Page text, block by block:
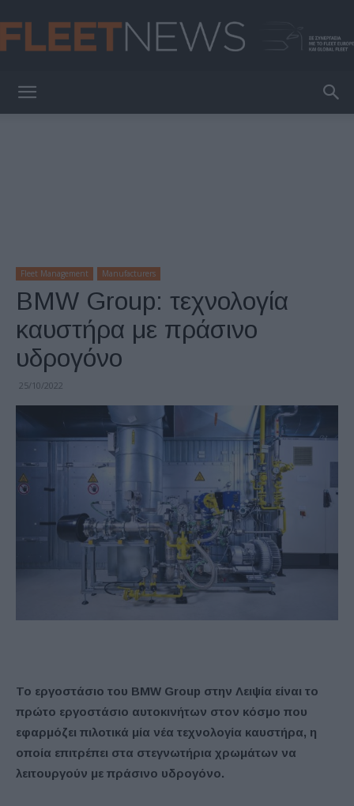
Fleet Management Manufacturers
BMW Group: τεχνολογία
καυστήρα με πράσινο
υδρογόνο
25/10/2022
Το εργοστάσιο του BMW Group στην Λειψία είναι το
πρώτο εργοστάσιο αυτοκινήτων στον κόσμο που
εφαρμόζει πιλοτικά μία νέα τεχνολογία καυστήρα, η
οποία επιτρέπει στα στεγνωτήρια χρωμάτων να
λειτουργούν με πράσινο υδρογόνο.